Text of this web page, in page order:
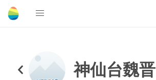
神仙台魏晋